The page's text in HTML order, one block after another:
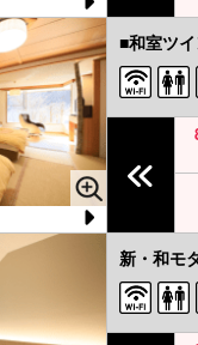
N
e
xt
xt
■和室ツ
新・和モ